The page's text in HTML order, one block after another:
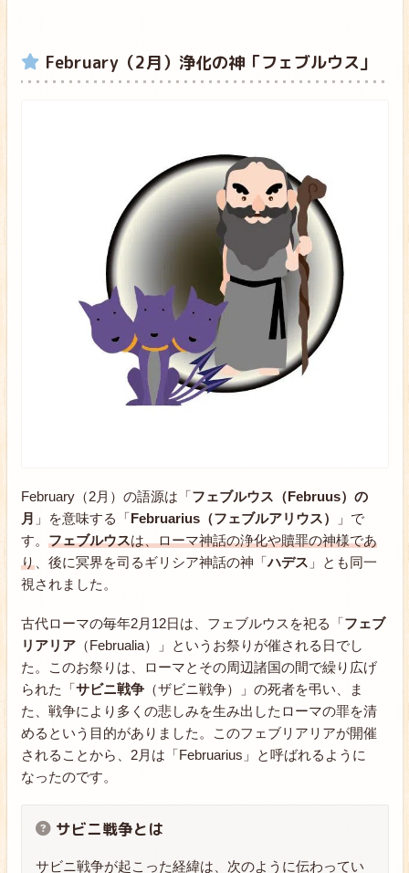
February（2月）浄化の神「フェブルウス」
February（2月）の語源は「フェブルウス（Februus）の
月 」を意味する「Februarius（フェブルアリウス）
」で
す。 フェブルウスは、ローマ神話の浄化や贖罪の神様であ
り、後に冥界を司るギリシア神話の神「ハデス 」とも同一
視されました。
古代ローマの毎年2月12日は、フェブルウスを祀る「フェブ
リアリア（Februalia）」というお祭りが催される日でし
た。このお祭りは、ローマとその周辺諸国の間で繰り広げ
られた「サビニ戦争（ザビニ戦争）」の死者を弔い、ま
た、戦争により多くの悲しみを生み出したローマの罪を清
めるという目的がありました。このフェブリアリアが開催
されることから、2月は「Februarius」と呼ばれるように
なったのです。
サビニ戦争とは
サビニ戦争が起こった経緯は、次のように伝わってい